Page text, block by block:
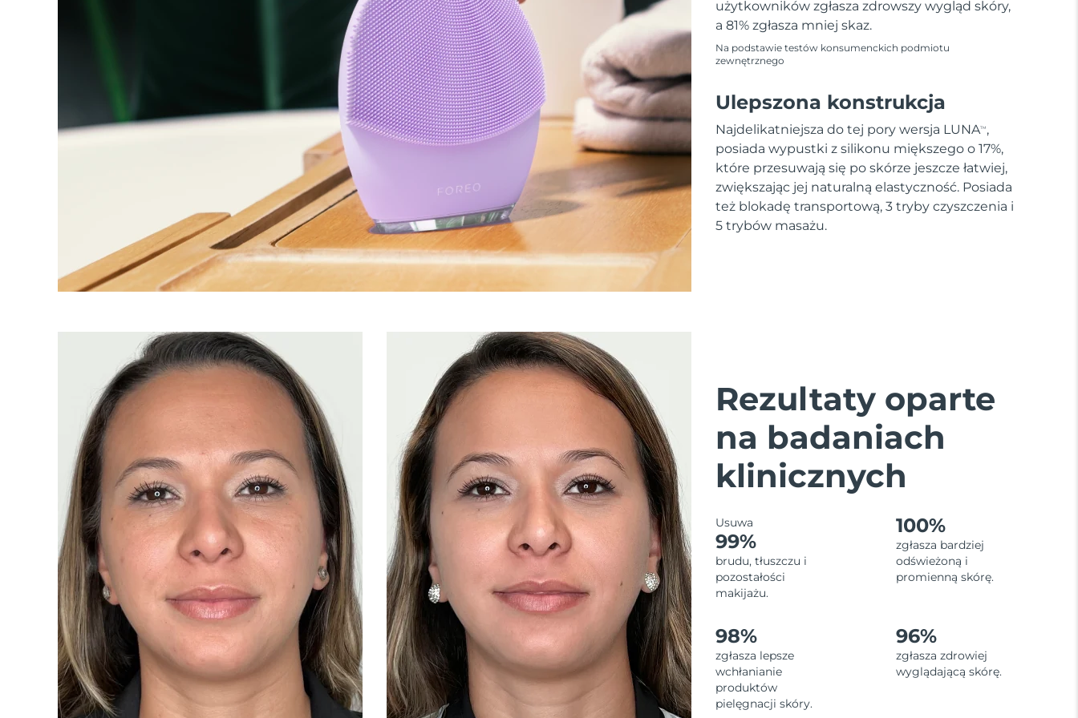
użytkowników zgłasza zdrowszy wygląd skóry,
a 81% zgłasza mniej skaz.
Na podstawie testów konsumenckich podmiotu
zewnętrznego
Ulepszona konstrukcja
Najdelikatniejsza do tej pory wersja LUNATM ,
posiada wypustki z silikonu miększego o 17%,
które przesuwają się po skórze jeszcze łatwiej,
zwiększając jej naturalną elastyczność. Posiada
też blokadę transportową, 3 tryby czyszczenia i
5 trybów masażu.
Rezultaty oparte
na badaniach
klinicznych
Usuwa
99%
brudu, tłuszczu i
pozostałości
makijażu.
100%
zgłasza bardziej
odświeżoną i
promienną skórę.
98%
zgłasza lepsze
wchłanianie
produktów
pielęgnacji skóry.
96%
zgłasza zdrowiej
wyglądającą skórę.